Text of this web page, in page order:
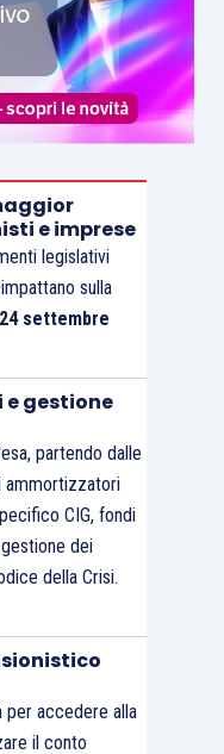
e imprese
legislativi
sulla
24 settembre
gestione
partendo dalle
ammortizzatori
CIG, fondi
dei
della Crisi.
per accedere alla
il conto